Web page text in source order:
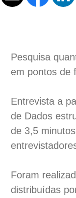
Pesquisa
em pontos de
Entrevista a
de Dados
de 3,5
Foram
distribuídas